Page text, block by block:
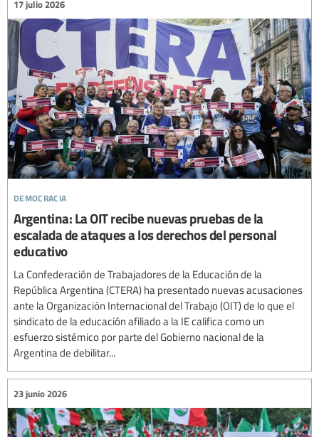
democracia
17 julio 2026
Argentina: La OIT recibe nuevas pruebas de la
escalada de ataques a los derechos del personal
educativo
La Confederación de Trabajadores de la Educación de la
República Argentina (CTERA) ha presentado nuevas acusaciones
ante la Organización Internacional del Trabajo (OIT) de lo que el
sindicato de la educación afiliado a la IE califica como un
esfuerzo sistémico por parte del Gobierno nacional de la
Argentina de debilitar...
23 junio 2026